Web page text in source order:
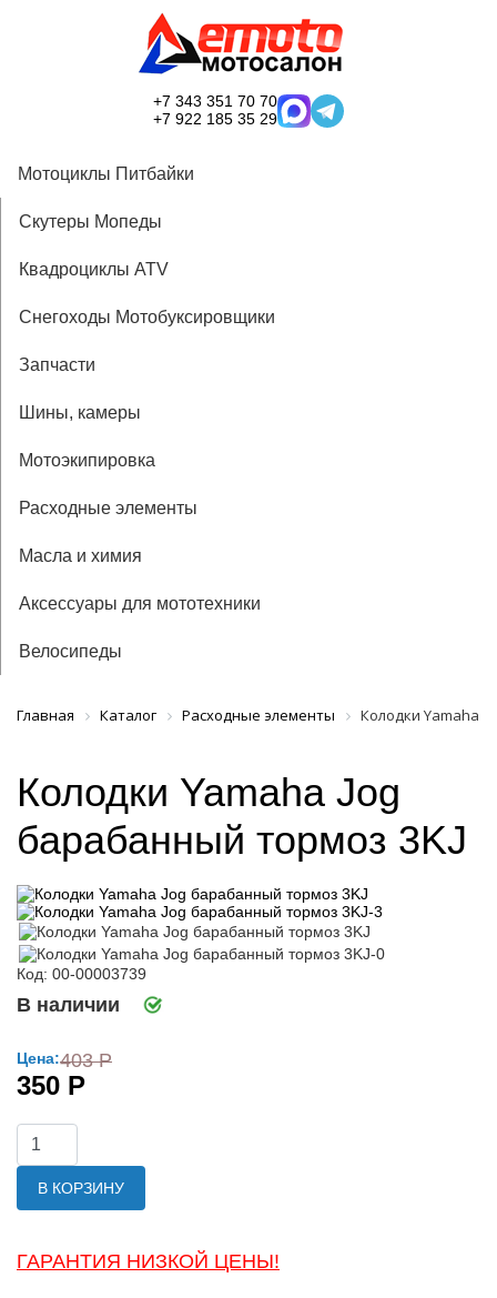
+7 343 351 70 70
+7 922 185 35 29
Мотоциклы Питбайки
Скутеры Мопеды
Квадроциклы ATV
Снегоходы Мотобуксировщики
Запчасти
Шины, камеры
Мотоэкипировка
Расходные элементы
Масла и химия
Аксессуары для мототехники
Велосипеды
Главная Каталог Расходные элементы Колодки Yamaha
Колодки Yamaha Jog
барабанный тормоз 3KJ
Код: 00-00003739
В наличии
Цена:403 Р
350 Р
В КОРЗИНУ
ГАРАНТИЯ НИЗКОЙ ЦЕНЫ!